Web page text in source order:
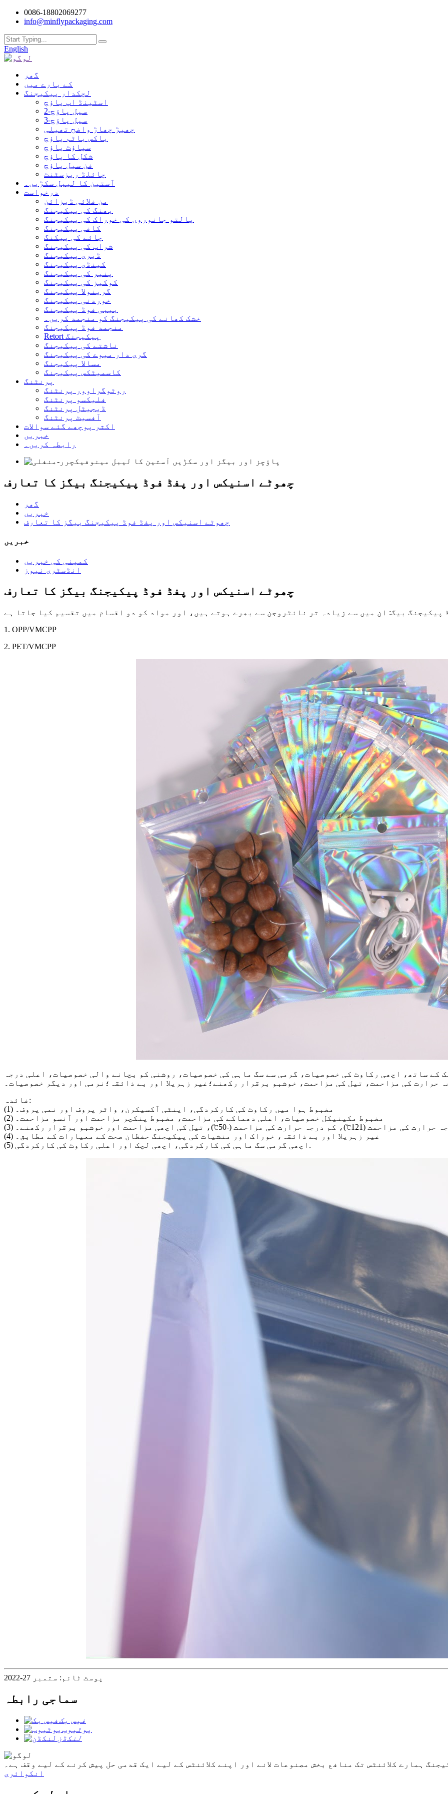
0086-18802069277
info@minflypackaging.com
English
گھر
کے بارے میں
لچکدار پیکیجنگ
اسٹینڈ اپ پاؤچ
2-سیل پاؤچ
3-سیل پاؤچ
چھیڑ چھاڑ واضح تھیلی
باکس باٹم پاؤچ
سپاؤٹ پاؤچ
شکل کا پاؤچ
فن سیل پاؤچ
چائلڈ ریزسٹنٹ
آستین کا لیبل سکڑیں۔
درخواست
من فلائی ڈیزائن
بھنگ کی پیکیجنگ
پالتو جانوروں کی خوراک کی پیکیجنگ
کافی پیکیجنگ
چائے کی پیکنگ
شراب کی پیکیجنگ
ڈیری پیکیجنگ
کینڈی پیکیجنگ
پنیر کی پیکیجنگ
کوکیز کی پیکیجنگ
گرینولا پیکیجنگ
خوردنی پیکیجنگ
بیبی فوڈ پیکیجنگ
خشک کھانے کی پیکیجنگ کو منجمد کریں۔
منجمد فوڈ پیکیجنگ
Retort پیکیجنگ
ناشتے کی پیکیجنگ
گری دار میوے کی پیکیجنگ
مسالا پیکیجنگ
کاسمیٹکس پیکیجنگ
پرنٹنگ
روٹوگراوور پرنٹنگ
فلیکسو پرنٹنگ
ڈیجیٹل پرنٹنگ
آفسیٹ پرنٹنگ
اکثر پوچھے گئے سوالات
خبریں
رابطہ کریں۔
چھوٹے اسنیکس اور پفڈ فوڈ پیکیجنگ بیگز کا تعارف
گھر
خبریں
چھوٹے اسنیکس اور پفڈ فوڈ پیکیجنگ بیگز کا تعارف
خبریں
کمپنی کی خبریں
انڈسٹری نیوز
چھوٹے اسنیکس اور پفڈ فوڈ پیکیجنگ بیگز کا تعارف
1. OPP/VMCPP
2. PET/VMCPP
کے ساتھ، اچھی رکاوٹ کی خصوصیات، گرمی سے سگ ماہی کی خصوصیات، روشنی کو بچانے والی خصوصیات، اعلی درجہ
حرارت کی مزاحمت، تیل کی مزاحمت، خوشبو برقرار رکھنے؛غیر زہریلا اور بے ذائقہ؛نرمی اور دیگر خصوصیات۔
فائدہ:
(1) مضبوط ہوا میں رکاوٹ کی کارکردگی، اینٹی آکسیکرن، واٹر پروف اور نمی پروف۔
(2) مضبوط مکینیکل خصوصیات، اعلی دھماکے کی مزاحمت، مضبوط پنکچر مزاحمت اور آنسو مزاحمت۔
کم درجہ حرارت کی مزاحمت (-50℃)، تیل کی اچھی مزاحمت اور خوشبو برقرار رکھنے۔
(4) غیر زہریلا اور بے ذائقہ، خوراک اور منشیات کی پیکیجنگ حفظان صحت کے معیارات کے مطابق۔
(5) اچھی گرمی سگ ماہی کی کارکردگی، اچھی لچک اور اعلی رکاوٹ کی کارکردگی.
پوسٹ ٹائم: ستمبر 27-2022
سماجی رابطہ
فیس بک
یوٹیوب
لنکڈن
ہمارے کلائنٹس تک منافع بخش مصنوعات لانے اور اپنے کلائنٹس کے لیے ایک قدمی حل پیش کرنے کے لیے وقف ہے۔
انکوائری